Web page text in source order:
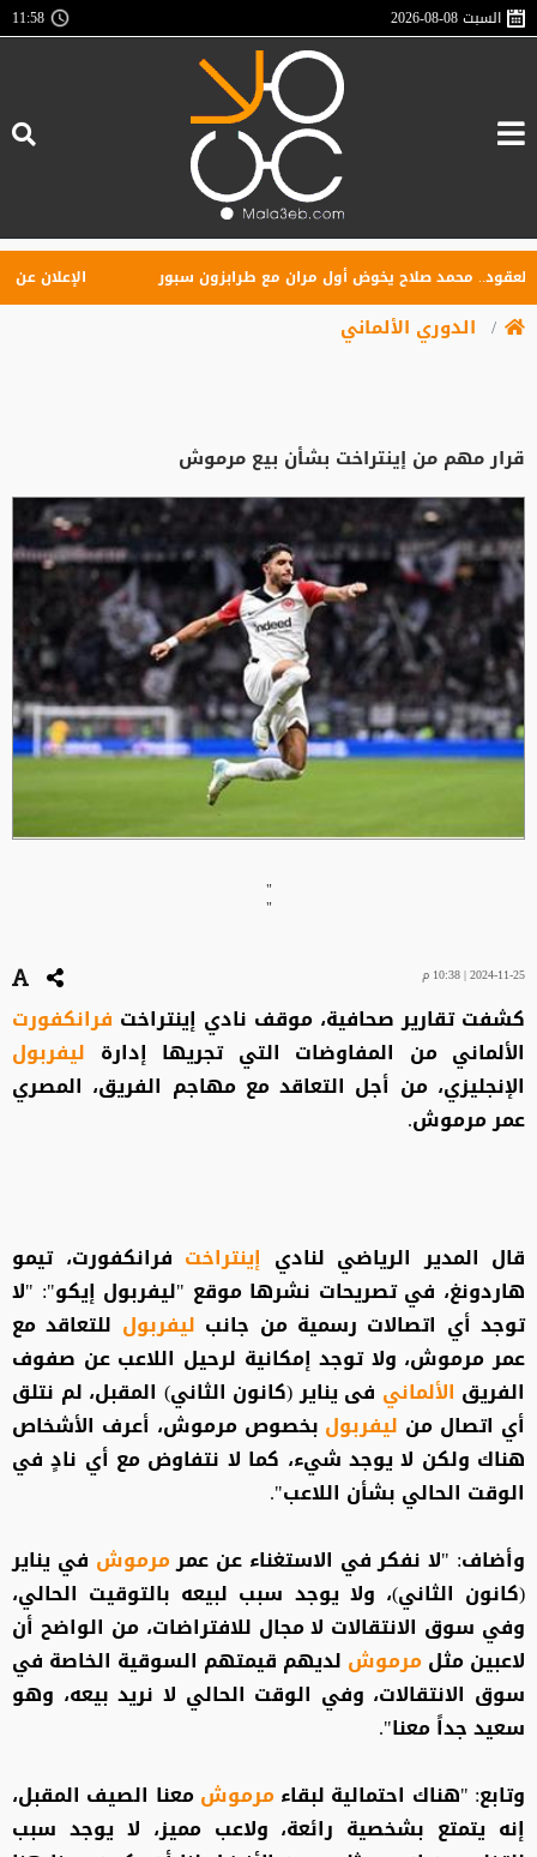
السبت2026-08-08
11:58
محمد صلاح يخوض أول مران مع طرابزون سبور الإعلان عن
الدوري الألماني
قرار مهم من إينتراخت بشأن بيع مرموش
"
"
2024-11-25 | 10:38 م
كشفت تقارير صحافية، موقف نادي إينتراخت فرانكفورت
الألماني من المفاوضات التي تجريها إدارة ليفربول
الإنجليزي، من أجل التعاقد مع مهاجم الفريق، المصري
عمر مرموش.
قال المدير الرياضي لنادي إينتراخت فرانكفورت، تيمو
هاردونغ، في تصريحات نشرها موقع "ليفربول إيكو": "لا
توجد أي اتصالات رسمية من جانب ليفربول للتعاقد مع
عمر مرموش، ولا توجد إمكانية لرحيل اللاعب عن صفوف
الفريق الألماني فى يناير (كانون الثاني) المقبل، لم نتلق
أي اتصال من ليفربول بخصوص مرموش، أعرف الأشخاص
هناك ولكن لا يوجد شيء، كما لا نتفاوض مع أي نادٍ في
الوقت الحالي بشأن اللاعب".
وأضاف: "لا نفكر في الاستغناء عن عمرمرموش في يناير
(كانون الثاني)، ولا يوجد سبب لبيعه بالتوقيت الحالي،
وفي سوق الانتقالات لا مجال للافتراضات، من الواضح أن
لاعبين مثلمرموش لديهم قيمتهم السوقية الخاصة في
سوق الانتقالات، وفي الوقت الحالي لا نريد بيعه، وهو
سعيد جداً معنا".
وتابع: "هناك احتمالية لبقاءمرموشمعنا الصيف المقبل،
إنه يتمتع بشخصية رائعة، ولاعب مميز، لا يوجد سبب